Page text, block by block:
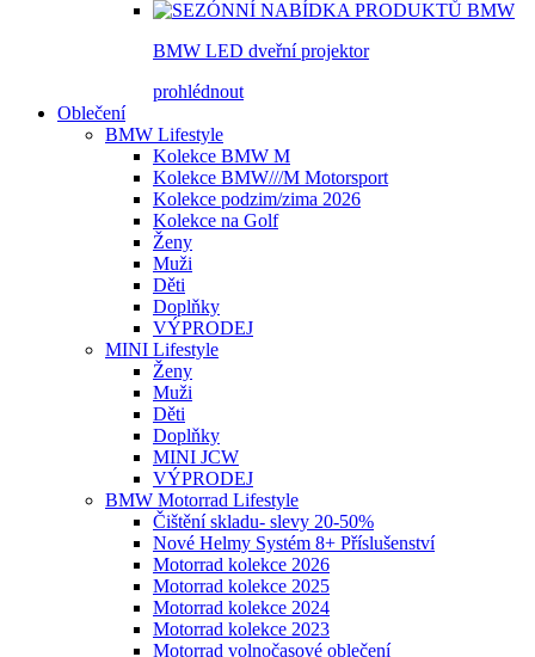
BMW LED dveřní projektor
prohlédnout
Oblečení
BMW Lifestyle
Kolekce BMW M
Kolekce BMW///M Motorsport
Kolekce podzim/zima 2026
Kolekce na Golf
Ženy
Muži
Děti
Doplňky
VÝPRODEJ
MINI Lifestyle
Ženy
Muži
Děti
Doplňky
MINI JCW
VÝPRODEJ
BMW Motorrad Lifestyle
Čištění skladu- slevy 20-50%
Nové Helmy Systém 8+ Příslušenství
Motorrad kolekce 2026
Motorrad kolekce 2025
Motorrad kolekce 2024
Motorrad kolekce 2023
Motorrad volnočasové oblečení